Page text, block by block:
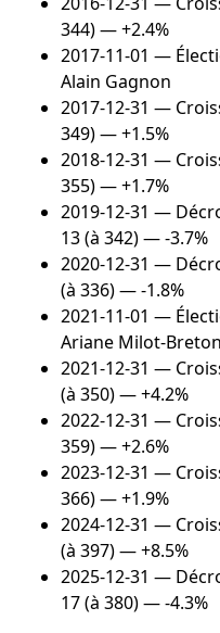
344) — +2.4%
2017-11-01 —
Alain Gagnon
2017-12-31 —
349) — +1.5%
2018-12-31 —
355) — +1.7%
2019-12-31 —
13 (à 342) — -3.7%
2020-12-31 —
(à 336) — -1.8%
2021-11-01 —
Ariane Milot-Breton
2021-12-31 —
(à 350) — +4.2%
2022-12-31 —
359) — +2.6%
2023-12-31 —
366) — +1.9%
2024-12-31 —
(à 397) — +8.5%
2025-12-31 —
17 (à 380) — -4.3%